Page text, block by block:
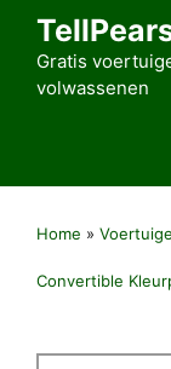
Gratis
volwassenen
Home »
Convertible